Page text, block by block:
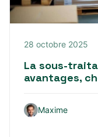
28 octobre 2025
La sous-
avantages,
Maxime